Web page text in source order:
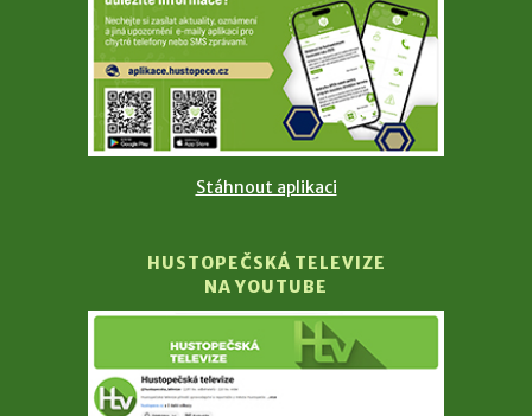
Stáhnout aplikaci
HUSTOPEČSKÁ TELEVIZE
NA YOUTUBE